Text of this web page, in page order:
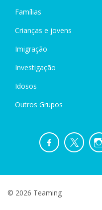
Famílias
Crianças e jovens
Imigração
Investigação
Idosos
Outros Grupos
© 2026 Teaming